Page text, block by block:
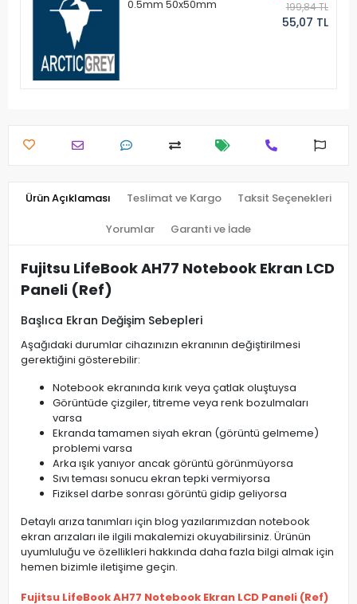
0.5mm 50x50mm
199,84 TL
55,07 TL
Ürün Açıklaması Teslimat ve Kargo Taksit Seçenekleri
Yorumlar Garanti ve İade
Fujitsu LifeBook AH77 Notebook Ekran LCD
Paneli (Ref)
Başlıca Ekran Değişim Sebepleri
Aşağıdaki durumlar cihazınızın ekranının değiştirilmesi
gerektiğini gösterebilir:
Notebook ekranında kırık veya çatlak oluştuysa
Görüntüde çizgiler, titreme veya renk bozulmaları
varsa
Ekranda tamamen siyah ekran (görüntü gelmeme)
problemi varsa
Arka ışık yanıyor ancak görüntü görünmüyorsa
Sıvı teması sonucu ekran tepki vermiyorsa
Fiziksel darbe sonrası görüntü gidip geliyorsa
Detaylı arıza tanımları için blog yazılarımızdan notebook
ekran arızaları ile ilgili makalemizi okuyabilirsiniz. Ürünün
uyumluluğu ve özellikleri hakkında daha fazla bilgi almak için
hemen bizimle iletişime geçin.
Fujitsu LifeBook AH77 Notebook Ekran LCD Paneli (Ref)